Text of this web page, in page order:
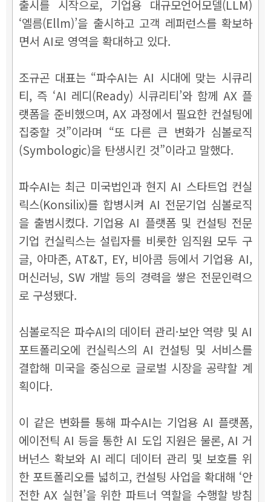
출시를 시작으로, 기업용 대규모언어모델(LLM)
‘엘름(Ellm)’을 출시하고 고객 레퍼런스를 확보하
면서 AI로 영역을 확대하고 있다.
조규곤 대표는 “파수AI는 AI 시대에 맞는 시큐리
티, 즉 ‘AI 레디(Ready) 시큐리티’와 함께 AX 플
랫폼을 준비했으며, AX 과정에서 필요한 컨설팅에
집중할 것”이라며 “또 다른 큰 변화가 심볼로직
(Symbologic)을 탄생시킨 것”이라고 말했다.
파수AI는 최근 미국법인과 현지 AI 스타트업 컨실
릭스(Konsilix)를 합병시켜 AI 전문기업 심볼로직
을 출범시켰다. 기업용 AI 플랫폼 및 컨설팅 전문
기업 컨실릭스는 설립자를 비롯한 임직원 모두 구
글, 아마존, AT&T, EY, 비아콤 등에서 기업용 AI,
머신러닝, SW 개발 등의 경력을 쌓은 전문인력으
로 구성됐다.
심볼로직은 파수AI의 데이터 관리·보안 역량 및 AI
포트폴리오에 컨실릭스의 AI 컨설팅 및 서비스를
결합해 미국을 중심으로 글로벌 시장을 공략할 계
획이다.
이 같은 변화를 통해 파수AI는 기업용 AI 플랫폼,
에이전틱 AI 등을 통한 AI 도입 지원은 물론, AI 거
버넌스 확보와 AI 레디 데이터 관리 및 보호를 위
한 포트폴리오를 넓히고, 컨설팅 사업을 확대해 ‘안
전한 AX 실현’을 위한 파트너 역할을 수행할 방침